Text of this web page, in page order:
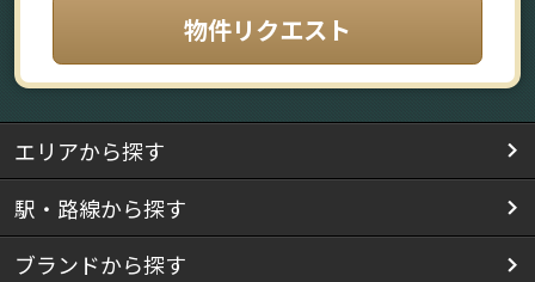
物件リクエスト
エリアから探す
駅・路線から探す
ブランドから探す